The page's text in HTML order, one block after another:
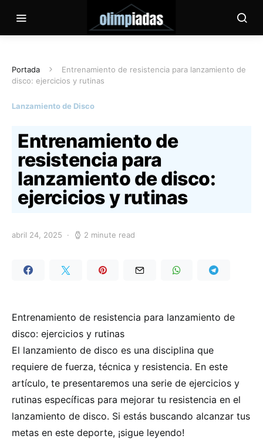
Portada
Entrenamiento de resistencia para lanzamiento de
disco: ejercicios y rutinas
Lanzamiento de Disco
Entrenamiento de
resistencia para
lanzamiento de disco:
ejercicios y rutinas
abril 24, 2025 2 minute read
Entrenamiento de resistencia para lanzamiento de
disco: ejercicios y rutinas
El lanzamiento de disco es una disciplina que
requiere de fuerza, técnica y resistencia. En este
artículo, te presentaremos una serie de ejercicios y
rutinas específicas para mejorar tu resistencia en el
lanzamiento de disco. Si estás buscando alcanzar tus
metas en este deporte, ¡sigue leyendo!